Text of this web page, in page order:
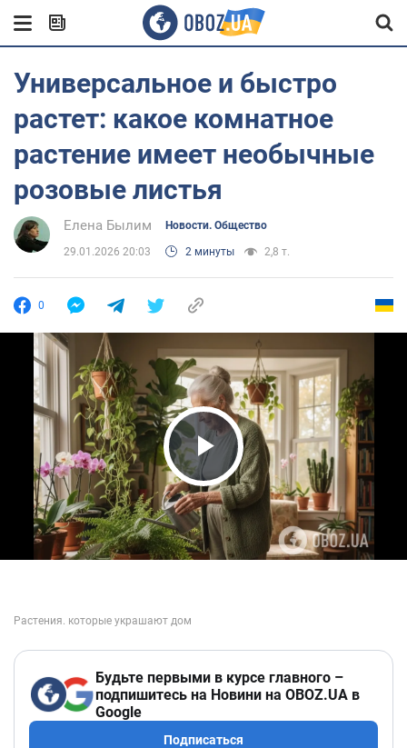
Универсальное и быстро
растет: какое комнатное
растение имеет необычные
розовые листья
Елена Былим Новости. Общество
29.01.2026 20:03 2 минуты 2,8 т.
0
Play Video
Будьте первыми в курсе главного –
подпишитесь на Новини на OBOZ.UA в
Google
Подписаться